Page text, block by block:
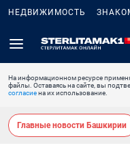
НЕДВИЖИМОСТЬ
На информационном ресурсе
файлы. Оставаясь на сайте, вы
согласиена их использование.
Главные новости Башкирии